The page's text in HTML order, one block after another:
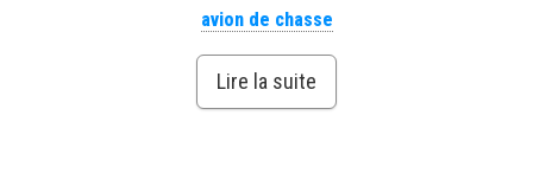
avion de chasse
Lire la suite